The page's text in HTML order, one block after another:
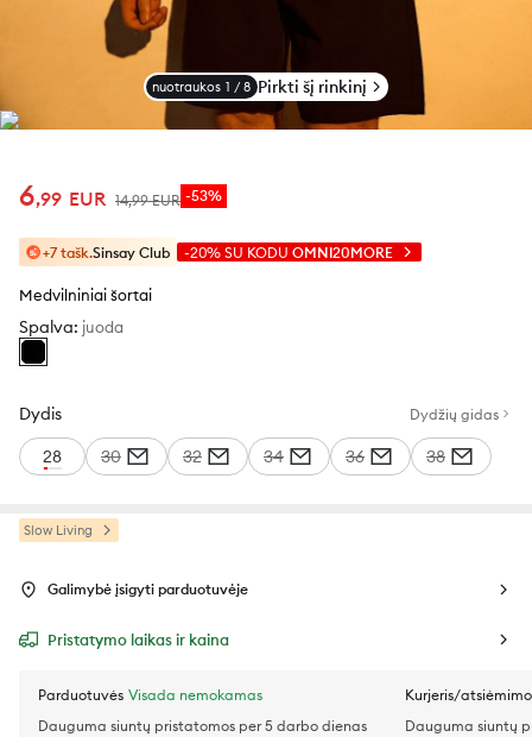
nuotraukos 1 /8 Pirkti šį rinkinį
6,99 EUR 14,99 EUR -53%
+7 tašk.Sinsay Club -20% SU KODU OMNI20MORE
Medvilniniai šortai
Spalva: juoda
Dydis Dydžių gidas
28 30 32 34 36 38
Slow Living
Galimybė įsigyti parduotuvėje
Pristatymo laikas ir kaina
Parduotuvės Visada nemokamas
Dauguma siuntų pristatomos per 5 darbo dienas
Kurjeris/
Dauguma siuntų